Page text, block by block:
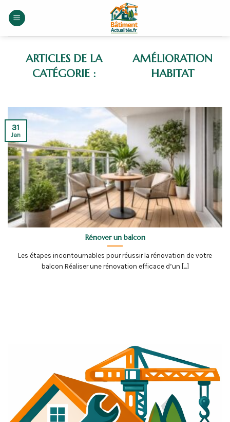
AMÉLIORATION
HABITAT
Rénover un balcon
Les étapes incontournables pour réussir la rénovation de votre
balcon Réaliser une rénovation efficace d’un [...]
31
Jan